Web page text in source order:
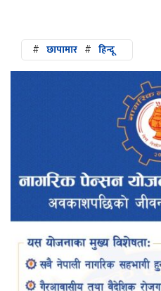
# छापामार # हिन्दू